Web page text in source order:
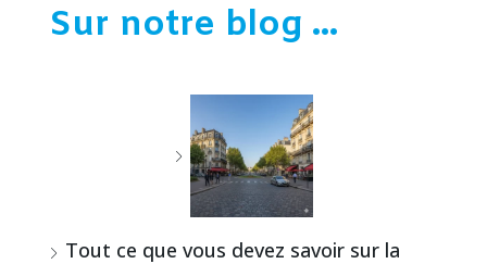
Sur notre blog ...
Tout ce que vous devez savoir sur la